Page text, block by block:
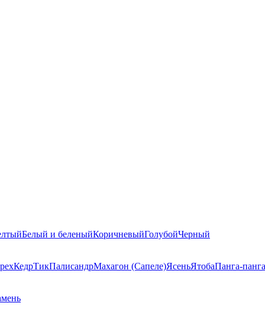
Белый и беленыйКоричневыйГолубойЧерный
КедрТикПалисандрМахагон (Сапеле)ЯсеньЯтобаПанга-панга